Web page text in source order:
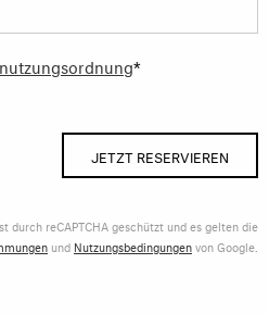
*
JETZT RESERVIEREN
durch reCAPTCHA geschützt und es gelten die
und Nutzungsbedingungenvon Google.